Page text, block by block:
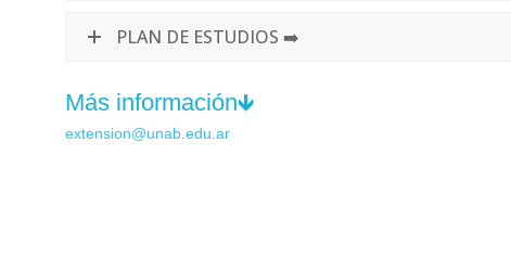
PLAN DE ESTUDIOS ➡️
Más información🡻
extension@unab.edu.ar